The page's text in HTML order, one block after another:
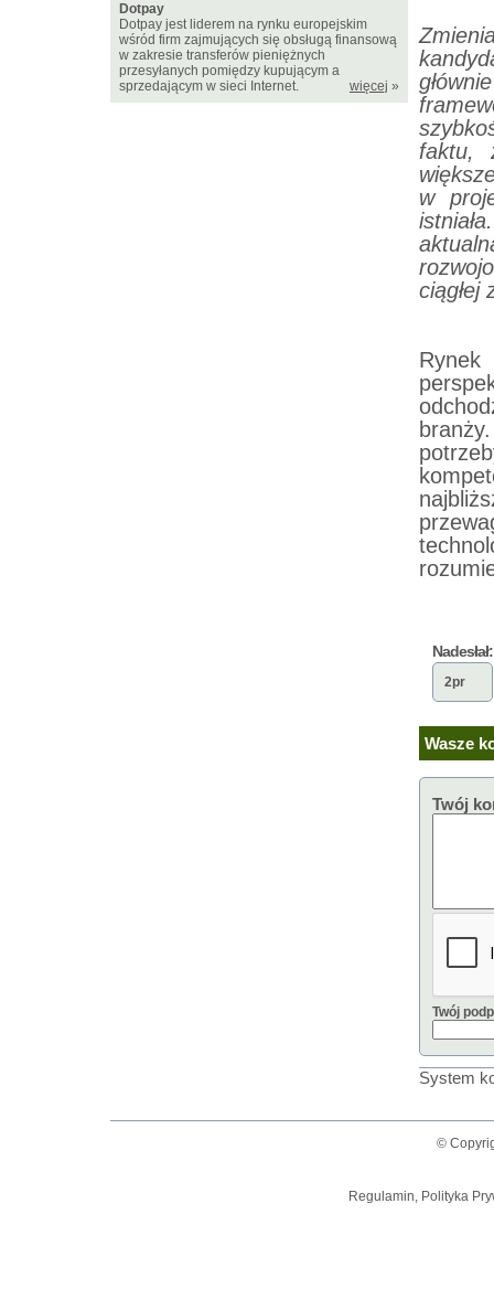
faktu,
w
ciągłej
Rynek
Nadesłał:
2pr
Wasze
Twój
Twój
System
Dotpay
Dotpay jest liderem na rynku europejskim
wśród firm zajmujących się obsługą finansową
w zakresie transferów pieniężnych
przesyłanych pomiędzy kupującym a
sprzedającym w sieci Internet.
więcej »
©
Regulamin, Polityka